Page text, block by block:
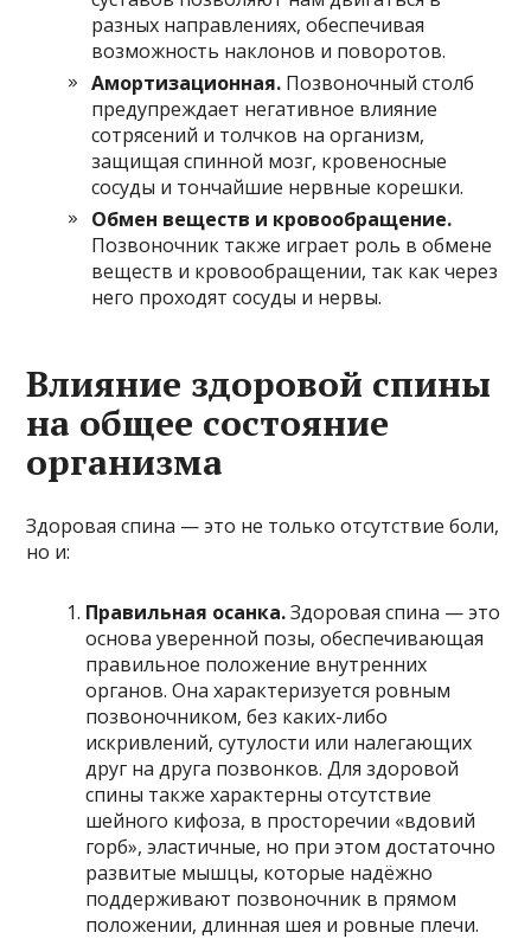
разных направлениях, обеспечивая
возможность наклонов и поворотов.
Амортизационная. Позвоночный столб
предупреждает негативное влияние
сотрясений и толчков на организм,
защищая спинной мозг, кровеносные
сосуды и тончайшие нервные корешки.
Обмен веществ и кровообращение.
Позвоночник также играет роль в обмене
веществ и кровообращении, так как через
него проходят сосуды и нервы.
Влияние здоровой спины
на общее состояние
организма
Здоровая спина — это не только отсутствие боли,
но и:
Правильная осанка.Здоровая спина — это
основа уверенной позы, обеспечивающая
правильное положение внутренних
органов. Она характеризуется ровным
позвоночником, без каких-либо
искривлений, сутулости или налегающих
друг на друга позвонков. Для здоровой
спины также характерны отсутствие
шейного кифоза, в просторечии «вдовий
горб», эластичные, но при этом достаточно
развитые мышцы, которые надёжно
поддерживают позвоночник в прямом
положении, длинная шея и ровные плечи.